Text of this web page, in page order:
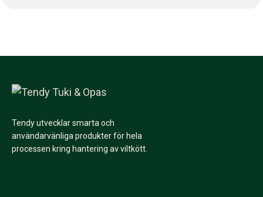
Tendy utvecklar smarta och
användarvänliga produkter för hela
processen kring hantering av viltkött.